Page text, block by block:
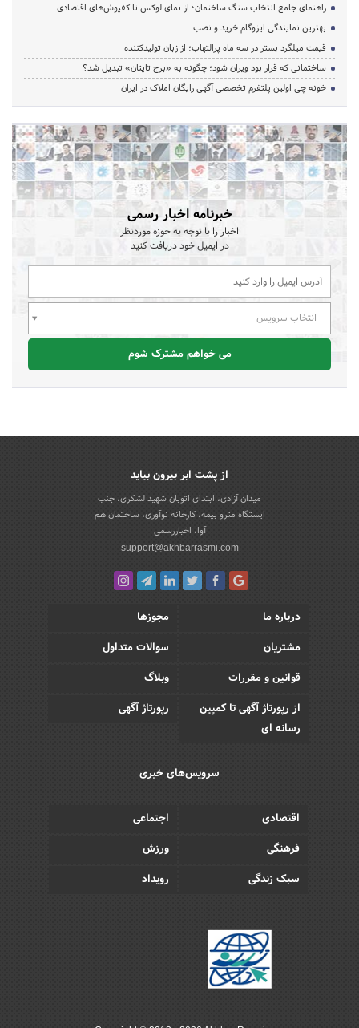
راهنمای جامع انتخاب سنگ ساختمان؛ از نمای لوکس تا کفپوش‌های اقتصادی
بهترین نمایندگی ایزوگام خرید و نصب
قیمت میلگرد بستر در سه ماه پرالتهاب؛ از زبان تولیدکننده
ساختمانی که قرار بود ویران شود؛ چگونه به «برج تایتان» تبدیل شد؟
خونه چی اولین پلتفرم تخصصی آگهی رایگان املاک در ایران
خبرنامه اخبار رسمی
اخبار را با توجه به حوزه موردنظر
در ایمیل خود دریافت کنید
انتخاب سرویس
می خواهم مشترک شوم
از پشت ابر بیرون بیاید
میدان آزادی، ابتدای اتوبان شهید لشکری، جنب
ایستگاه مترو بیمه، کارخانه نوآوری، ساختمان هم
آوا، اخباررسمی
support@akhbarrasmi.com
درباره ما
مجوزها
مشتریان
سوالات متداول
قوانین و مقررات
وبلاگ
از رپورتاژ آگهی تا کمپین
رسانه ای
رپورتاژ آگهی
سرویس‌های خبری
اقتصادی
اجتماعی
فرهنگی
ورزش
سبک زندگی
رویداد